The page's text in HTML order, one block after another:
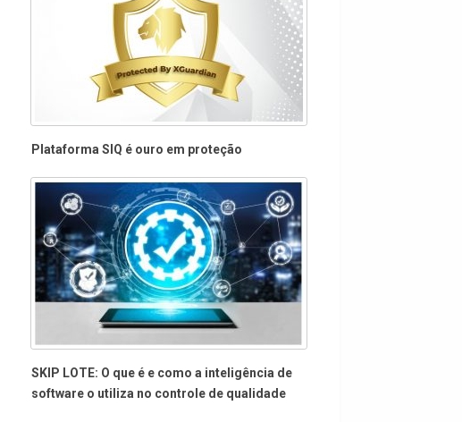
Plataforma SIQ é ouro em proteção
SKIP LOTE: O que é e como a inteligência de
software o utiliza no controle de qualidade